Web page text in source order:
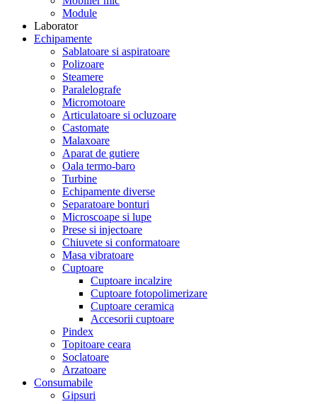
Module
Laborator
Echipamente
Sablatoare si aspiratoare
Polizoare
Steamere
Paralelografe
Micromotoare
Articulatoare si ocluzoare
Castomate
Malaxoare
Aparat de gutiere
Oala termo-baro
Turbine
Echipamente diverse
Separatoare bonturi
Microscoape si lupe
Prese si injectoare
Chiuvete si conformatoare
Masa vibratoare
Cuptoare
Cuptoare incalzire
Cuptoare fotopolimerizare
Cuptoare ceramica
Accesorii cuptoare
Pindex
Topitoare ceara
Soclatoare
Arzatoare
Consumabile
Gipsuri